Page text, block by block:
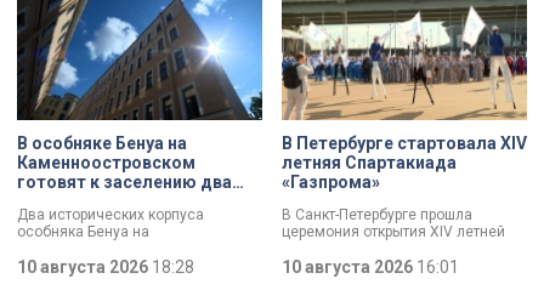
В особняке Бенуа на
Каменноостровском
готовят к заселению два
Два исторических корпуса
особняка Бенуа на
готовят к заселению. Ключи от
10 августа 2026 18:28
В Петербурге стартовала XIV
летняя Спартакиада
«Газпрома»
В Санкт-Петербурге прошла
церемония открытия XIV летней
За победу поборются рекордные
10 августа 2026 16:01